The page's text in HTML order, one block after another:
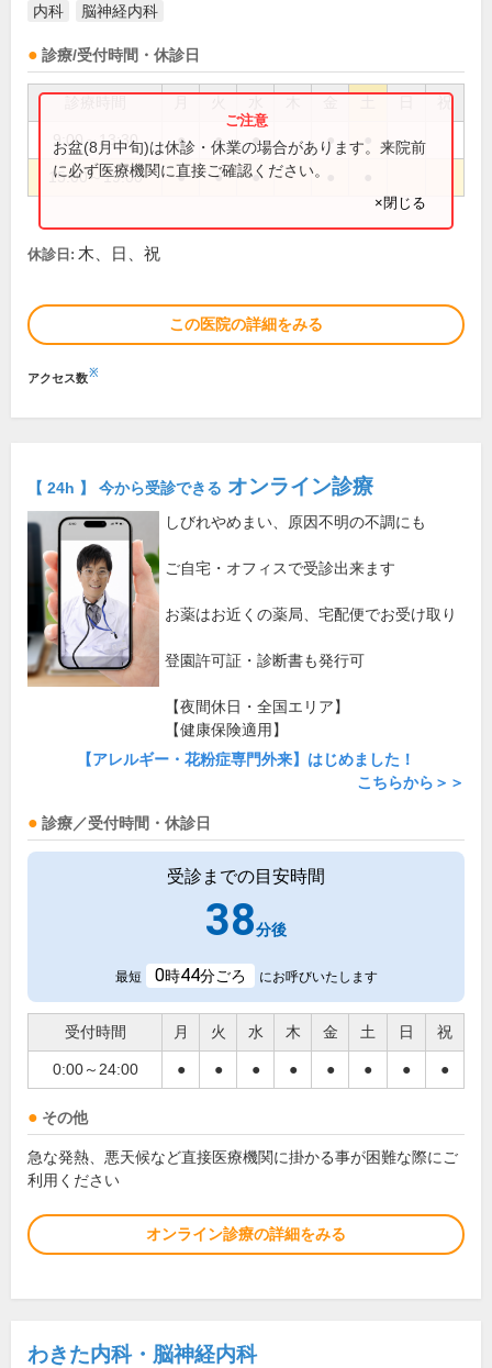
内科 脳神経内科
診療/受付時間・休診日
祝
9:00～13:30 ● ● ● ●
15:00～19:00 ● ● ●
お盆(8月中旬)は休診・休業の場合があります。来院前
に必ず医療機関に直接ご確認ください。
×閉じる
休診日: 木、日、祝
この医院の詳細をみる
アクセス数※
【 24h 】 今から受診できる オンライン診療
しびれやめまい、原因不明の不調にも
ご自宅・オフィスで受診出来ます
お薬はお近くの薬局、宅配便でお受け取り
登園許可証・診断書も発行可
【夜間休日・全国エリア】
【健康保険適用】
【アレルギー・花粉症専門外来】はじめました！
こちらから＞＞
診療／受付時間・休診日
受診までの目安時間
38分後
最短 0時44分ごろ にお呼びいたします
受付時間 月 火 水 木 金 土 日 祝
0:00～24:00 ● ● ● ● ● ● ● ●
その他
急な発熱、悪天候など直接医療機関に掛かる事が困難な際にご
利用ください
オンライン診療の詳細をみる
わきた内科・脳神経内科